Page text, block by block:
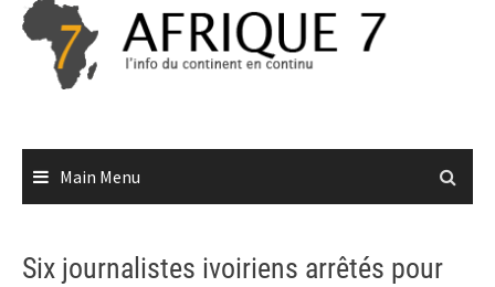
Skip
content
Main Menu
Six journalistes ivoiriens arrêtés pour